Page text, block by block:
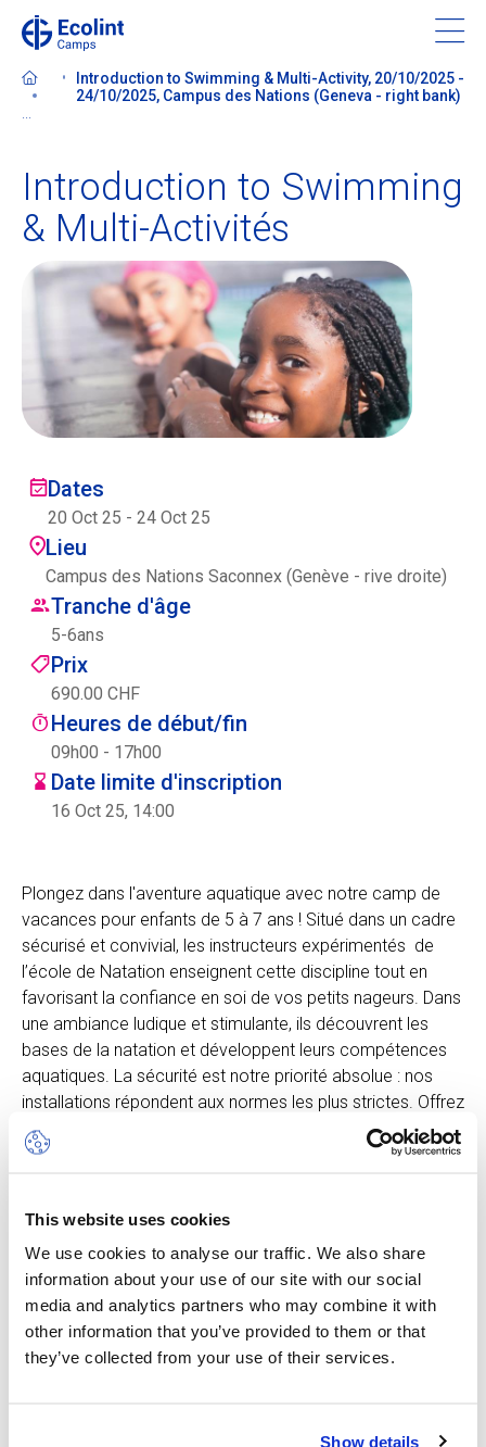
This website uses cookies
We use cookies to analyse our traffic. We also share
information about your use of our site with our social
media and analytics partners who may combine it with
other information that you’ve provided to them or that
they’ve collected from your use of their services.
Show details
content
À propos de nos camps
Trouver un camp
Ecolint
Centre des arts
Institute
Contact
Panier
Se connecter
ENFR
Introduction to Swimming & Multi-Activity, 20/10/2025 -
24/10/2025, Campus des Nations (Geneva - right bank)
Introduction to Swimming
& Multi-Activités
Dates
20 Oct 25 - 24 Oct 25
Lieu
Campus des Nations Saconnex (Genève - rive droite)
Tranche d'âge
5-6ans
Prix
690.00 CHF
Heures de début/fin
09h00 - 17h00
Date limite d'inscription
16 Oct 25, 14:00
Plongez dans l'aventure aquatique avec notre camp de
vacances pour enfants de 5 à 7 ans ! Situé dans un cadre
sécurisé et convivial, les instructeurs expérimentés de
l’école de Natation enseignent cette discipline tout en
favorisant la confiance en soi de vos petits nageurs. Dans
une ambiance ludique et stimulante, ils découvrent les
bases de la natation et développent leurs compétences
aquatiques. La sécurité est notre priorité absolue : nos
installations répondent aux normes les plus strictes. Offrez
à vos enfants des vacances enrichissantes où plaisir et
progrès se conjuguent harmonieusement dans l'eau. Prêts
Les participants sont attendus le lundi, mercredi, jeudi et
vendredi directement à la Piscine de Varembé (Avenue
Giuseppe Motta 46, 1202 Genève), devant l’accueil entre
8h et 9h (il n'y a pas de cours de natation le mardi).
Le mardi, les participants sont attendus directement au
campus des Nations.